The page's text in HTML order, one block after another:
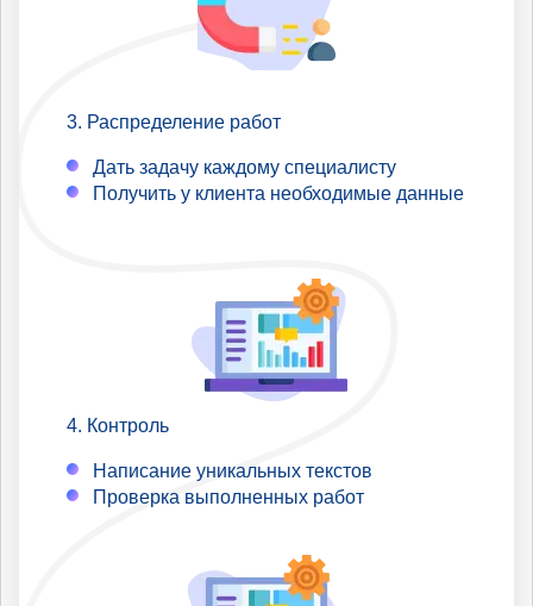
Распределение работ
Дать задачу каждому специалисту
Получить у клиента необходимые данные
Контроль
Написание уникальных текстов
Проверка выполненных работ